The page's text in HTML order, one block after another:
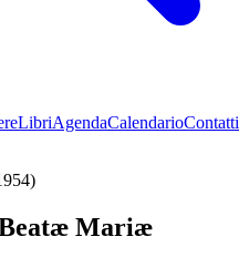
LibriAgendaCalendarioContatti
Mariæ